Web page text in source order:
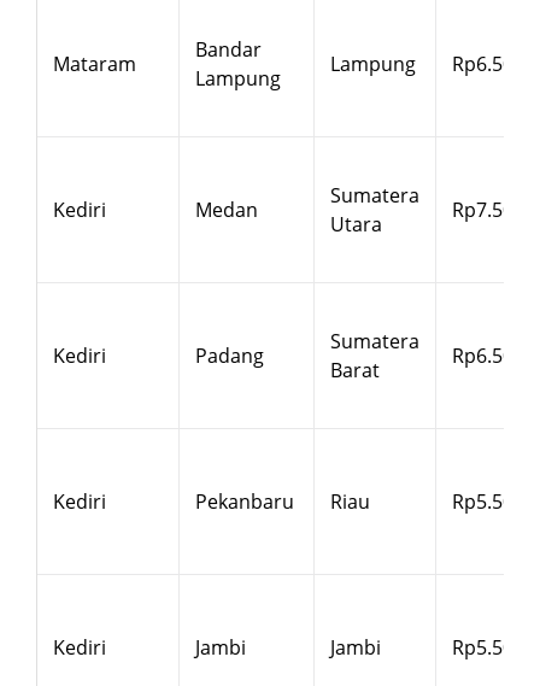
Mataram
Bandar
Lampung
Lampung Rp6.500
Kediri Medan
Sumatera
Utara
Rp7.500
Kediri Padang
Sumatera
Barat
Rp6.500
Kediri Pekanbaru Riau Rp5.500
Kediri Jambi Jambi Rp5.500